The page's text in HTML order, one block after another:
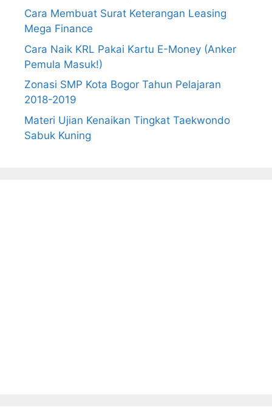
Cara Membuat Surat Keterangan Leasing
Mega Finance
Cara Naik KRL Pakai Kartu E-Money (Anker
Pemula Masuk!)
Zonasi SMP Kota Bogor Tahun Pelajaran
2018-2019
Materi Ujian Kenaikan Tingkat Taekwondo
Sabuk Kuning